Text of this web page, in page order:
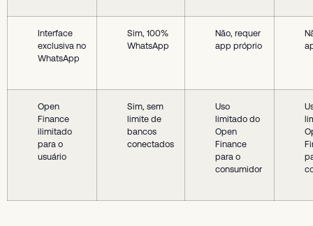
Interface
exclusiva no
WhatsApp
Sim, 100%
WhatsApp
Não, requer
app próprio
Open
Finance
ilimitado
para o
usuário
Sim, sem
limite de
bancos
conectados
Uso
limitado do
Open
Finance
para o
consumidor